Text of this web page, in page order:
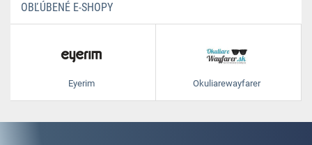
OBĽÚBENÉ E-SHOPY
Eyerim Okuliarewayfarer